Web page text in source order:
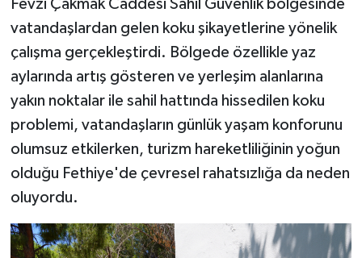
Fevzi Çakmak Caddesi Sahil Güvenlik bölgesinde
vatandaşlardan gelen koku şikayetlerine yönelik
çalışma gerçekleştirdi. Bölgede özellikle yaz
aylarında artış gösteren ve yerleşim alanlarına
yakın noktalar ile sahil hattında hissedilen koku
problemi, vatandaşların günlük yaşam konforunu
olumsuz etkilerken, turizm hareketliliğinin yoğun
olduğu Fethiye'de çevresel rahatsızlığa da neden
oluyordu.